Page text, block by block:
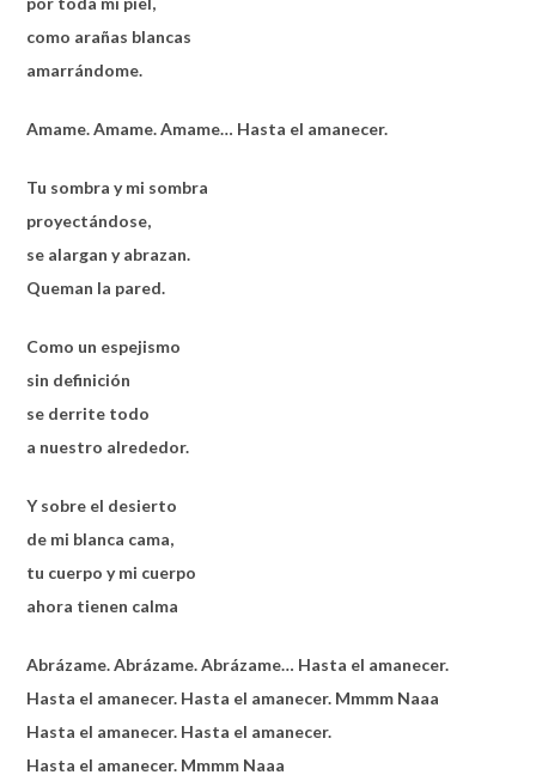
como arañas blancas
amarrándome.
Amame. Amame. Amame… Hasta el amanecer.
Tu sombra y mi sombra
proyectándose,
se alargan y abrazan.
Queman la pared.
Como un espejismo
sin definición
se derrite todo
a nuestro alrededor.
Y sobre el desierto
de mi blanca cama,
tu cuerpo y mi cuerpo
ahora tienen calma
Abrázame. Abrázame. Abrázame… Hasta el amanecer.
Hasta el amanecer. Hasta el amanecer. Mmmm Naaa
Hasta el amanecer. Hasta el amanecer.
Hasta el amanecer. Mmmm Naaa